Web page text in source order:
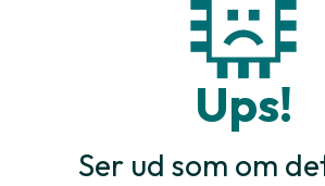
Ups!
Ser ud som om